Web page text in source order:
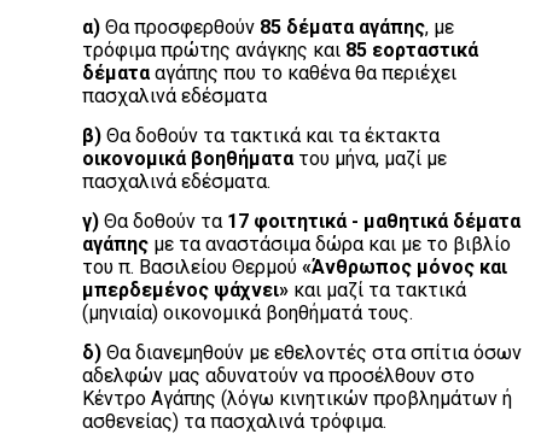
α) Θα προσφερθούν 85 δέματα αγάπης, με
τρόφιμα πρώτης ανάγκης και 85 εορταστικά
δέματααγάπης που το καθένα θα περιέχει
πασχαλινά εδέσματα
β) Θα δοθούν τα τακτικά και τα έκτακτα
οικονομικά βοηθήματατου μήνα, μαζί με
πασχαλινά εδέσματα.
γ) Θα δοθούν τα 17 φοιτητικά - μαθητικά δέματα
αγάπης με τα αναστάσιμα δώρα και με το βιβλίο
του π. Βασιλείου Θερμού «Άνθρωπος μόνος και
μπερδεμένος ψάχνει» και μαζί τα τακτικά
(μηνιαία) οικονομικά βοηθήματά τους.
δ) Θα διανεμηθούν με εθελοντές στα σπίτια όσων
αδελφών μας αδυνατούν να προσέλθουν στο
Κέντρο Αγάπης (λόγω κινητικών προβλημάτων ή
ασθενείας) τα πασχαλινά τρόφιμα.